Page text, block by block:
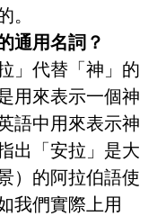
。
通用名詞？
」代替「神」的
用來表示一個神
語中用來表示神
出「安拉」是大
）的阿拉伯語使
我們實際上用